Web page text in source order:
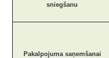
sniegšanu
Pakalpojuma saņemšanai